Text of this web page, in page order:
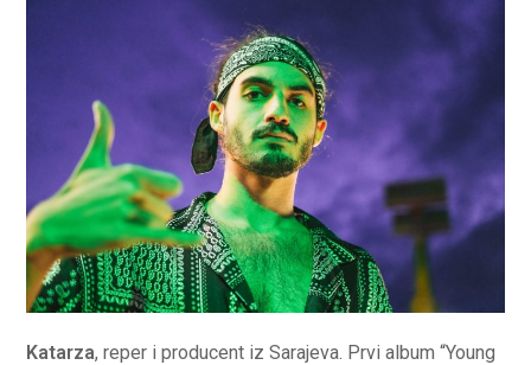
Katarza, reper i producent iz Sarajeva. Prvi album “Young